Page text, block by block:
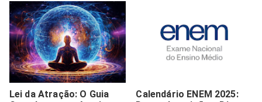
Lei da Atração: O Guia
Calendário ENEM 2025: